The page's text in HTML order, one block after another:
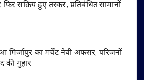
सक्रिय हुए तस्कर, प्रतिबंधित सामानों
मिर्जापुर का मर्चेंट नेवी अफसर, परिजनों
की गुहार